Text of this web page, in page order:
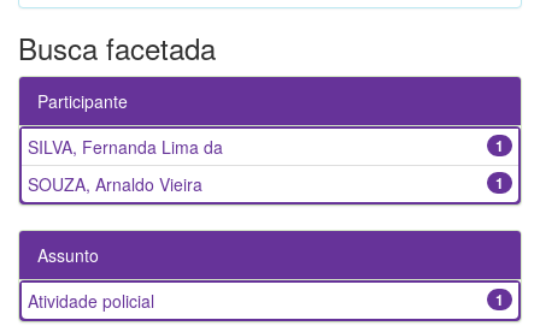
Busca facetada
Participante
1
SILVA, Fernanda Lima da
1
SOUZA, Arnaldo Vieira
Assunto
1
Atividade policial